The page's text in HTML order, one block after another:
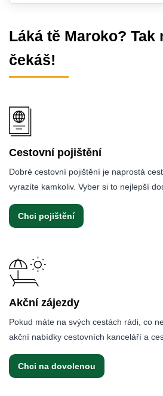
Láká tě Maroko? Tak
čekáš!
Cestovní pojištění
Dobré cestovní pojištění je naprostá
vyrazíte kamkoliv. Vyber si to nejlepší
Chci pojištění
Akční zájezdy
Pokud máte na svých cestách rádi, co
akční nabídky cestovních kanceláří a
Chci na dovolenou